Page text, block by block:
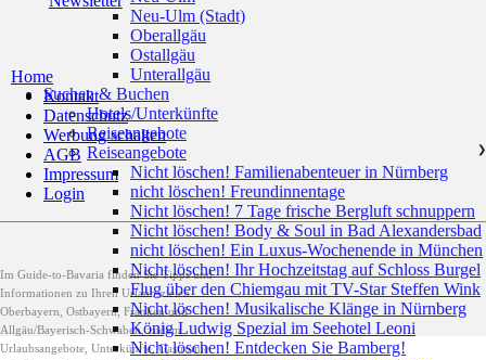
Home
Kontakt
Datenschutz
Werbung schalten
AGB
Impressum
Login
Im Guide-to-Bavaria finden Sie Tipps und
Informationen zu Ihren Urlaubszielen
Oberbayern, Ostbayern, Franken und
Allgäu/Bayerisch-Schwaben, zudem
Urlaubsangebote, Unterkünfte, Gastromie
Neu-Ulm (Stadt)
Oberallgäu
Ostallgäu
Unterallgäu
Suchen & Buchen
Hotels/Unterkünfte
Reiseangebote
Reiseangebote
❯
Nicht löschen! Familienabenteuer in Nürnberg
nicht löschen! Freundinnentage
Nicht löschen! 7 Tage frische Bergluft schnuppern
Nicht löschen! Body & Soul in Bad Alexandersbad
nicht löschen! Ein Luxus-Wochenende in München
Nicht löschen! Ihr Hochzeitstag auf Schloss Burgel
Flug über den Chiemgau mit TV-Star Steffen Wink
Nicht löschen! Musikalische Klänge in Nürnberg
König Ludwig Spezial im Seehotel Leoni
Nicht löschen! Entdecken Sie Bamberg!